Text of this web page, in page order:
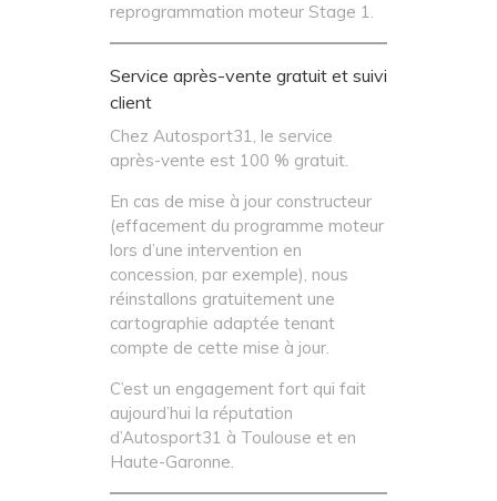
reprogrammation moteur Stage 1.
Service après-vente gratuit et suivi
client
Chez Autosport31, le service
après-vente est 100 % gratuit.
En cas de mise à jour constructeur
(effacement du programme moteur
lors d’une intervention en
concession, par exemple), nous
réinstallons gratuitement une
cartographie adaptée tenant
compte de cette mise à jour.
C’est un engagement fort qui fait
aujourd’hui la réputation
d’Autosport31 à Toulouse et en
Haute-Garonne.